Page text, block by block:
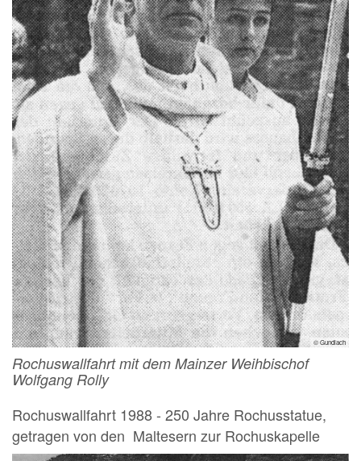
© Gundlach
Rochuswallfahrt mit dem Mainzer Weihbischof
Wolfgang Rolly
Rochuswallfahrt 1988 - 250 Jahre Rochusstatue,
getragen von den Maltesern zur Rochuskapelle